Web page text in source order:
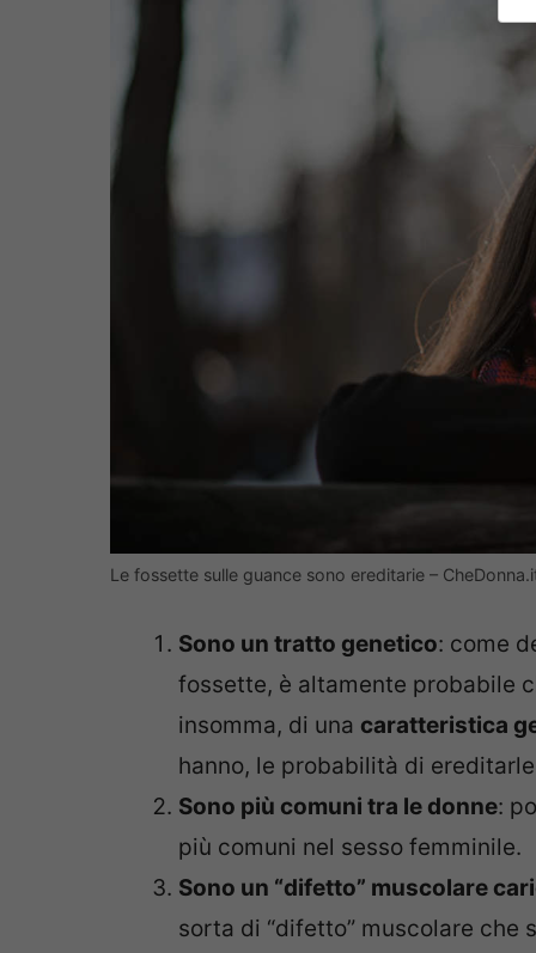
Le fossette sulle guance sono ereditarie –
Sono un tratto genetico: come
fossette, è altamente probabile
insomma, di una caratteristica
hanno, le probabilità di
Sono più comuni tra le donne:
più comuni nel sesso femminile.
Sono un “difetto” muscolare
sorta di “difetto” muscolare